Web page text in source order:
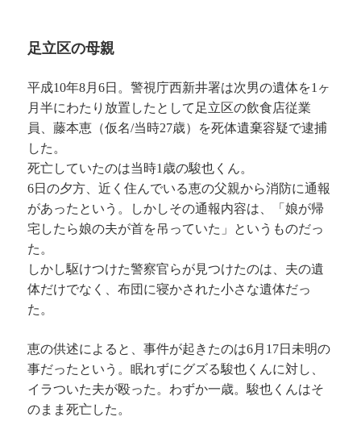
足立区の母親
平成10年8月6日。警視庁西新井署は次男の遺体を1ヶ
月半にわたり放置したとして足立区の飲食店従業
員、藤本恵（仮名/当時27歳）を死体遺棄容疑で逮捕
した。
死亡していたのは当時1歳の駿也くん。
6日の夕方、近く住んでいる恵の父親から消防に通報
があったという。しかしその通報内容は、「娘が帰
宅したら娘の夫が首を吊っていた」というものだっ
た。
しかし駆けつけた警察官らが見つけたのは、夫の遺
体だけでなく、布団に寝かされた小さな遺体だっ
た。
恵の供述によると、事件が起きたのは6月17日未明の
事だったという。眠れずにグズる駿也くんに対し、
イラついた夫が殴った。わずか一歳。駿也くんはそ
のまま死亡した。